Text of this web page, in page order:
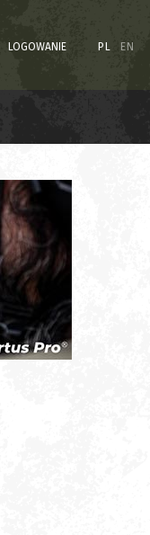
LOGOWANIE PL EN